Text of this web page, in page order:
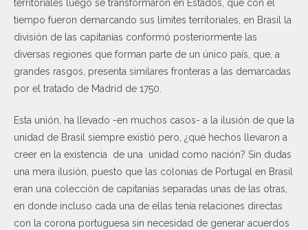
territoriales luego se transformaron en Estados, que con el
tiempo fueron demarcando sus límites territoriales, en Brasil la
división de las capitanías conformó posteriormente las
diversas regiones que forman parte de un único país, que, a
grandes rasgos, presenta similares fronteras a las demarcadas
por el tratado de Madrid de 1750.
Esta unión, ha llevado -en muchos casos- a la ilusión de que la
unidad de Brasil siempre existió pero, ¿qué hechos llevaron a
creer en la existencia de una unidad como nación? Sin dudas
una mera ilusión, puesto que las colonias de Portugal en Brasil
eran una colección de capitanías separadas unas de las otras,
en donde incluso cada una de ellas tenía relaciones directas
con la corona portuguesa sin necesidad de generar acuerdos